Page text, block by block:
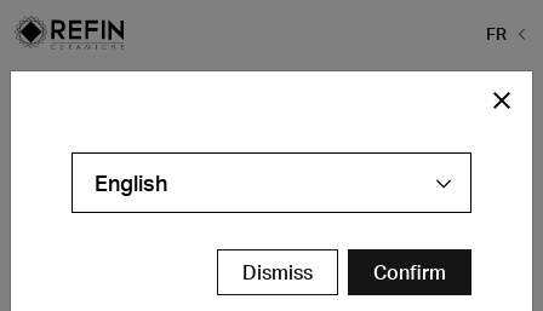
FR
À travers leFactory Tour
et la visite du nouvel espace
Lab Exhibition, nous accompagnons les visiteurs dans
permet de s’immerger dans notre usine et notre
laboratoire et de vivre pleinement la Refin Experience.
English
Dismiss Confirm